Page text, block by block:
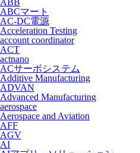
ABB
ABCマート
AC-DC電源
Acceleration Testing
account coordinator
ACT
actnano
ACサーボシステム
Additive Manufacturing
ADVAN
Advanced Manufacturing
aerospace
Aerospace and Aviation
AFF
AGV
AI